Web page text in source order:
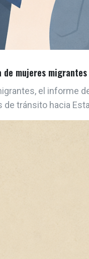
mujeres migrantes
el
tránsito hacia